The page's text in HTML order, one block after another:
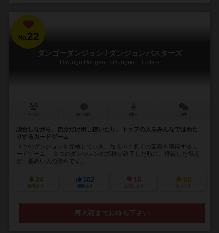
No.22
ダンゴーダンジョン / ダンジョンバスターズ
Downgo Dungeon / Dungeon Busters
談合しながら、自分だけ出し抜いたり、トップの人をみんなではめた
りするカードゲーム
３つのダンジョンを探検していき、なるべく多くの宝石を獲得するカ
ードゲーム。 ３つのダンジョンの探検が終了した時に、獲得した得点
が一番高い人の勝利です。
24
興味あり
102
経験あり
16
お気に入り
88
持ってる
再入荷までお待ち下さい